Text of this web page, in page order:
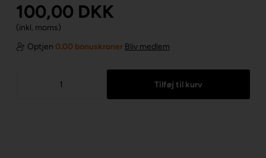
100,00 DKK
(inkl. moms)
Optjen 0.00 bonuskroner Bliv medlem